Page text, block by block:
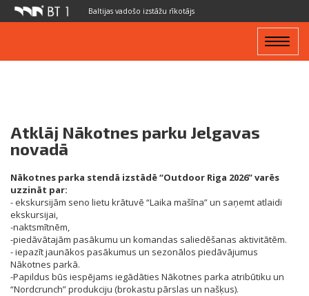
Baltijas vadošo izstāžu rīkotājs
Toggle
Atklāj Nākotnes parku Jelgavas
novadā
Nākotnes parka stendā izstādē “Outdoor Riga 2026”varēs
uzzināt par:
- ekskursijām seno lietu krātuvē “Laika mašīna” un saņemt atlaidi
ekskursijai,
-naktsmītnēm,
-piedāvātajām pasākumu un komandas saliedēšanas aktivitātēm.
- iepazīt jaunākos pasākumus un sezonālos piedāvājumus
Nākotnes parkā.
-Papildus būs iespējams iegādāties Nākotnes parka atribūtiku un
“Nordcrunch” produkciju (brokastu pārslas un našķus).